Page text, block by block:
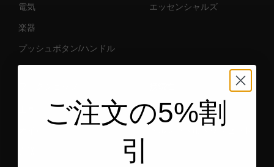
電気
楽器
プッシュボタン/ハンドル
エッセンシャルズ
スマホスタンド
ヘルメット用ヘッドセット
ご注文の5%割
引